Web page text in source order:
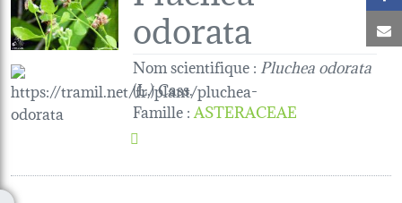
odorata
Nom scientifique : Pluchea odorata
(L.) Cass.
Famille:ASTERACEAE